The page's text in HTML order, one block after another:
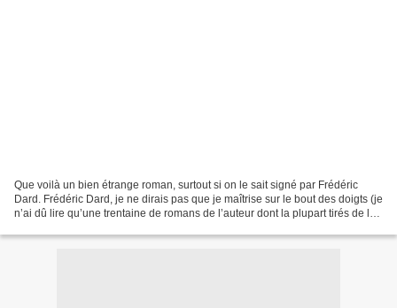
Que voilà un bien étrange roman, surtout si on le sait signé par Frédéric
Dard. Frédéric Dard, je ne dirais pas que je maîtrise sur le bout des doigts (je
n’ai dû lire qu’une trentaine de romans de l’auteur dont la plupart tirés de la